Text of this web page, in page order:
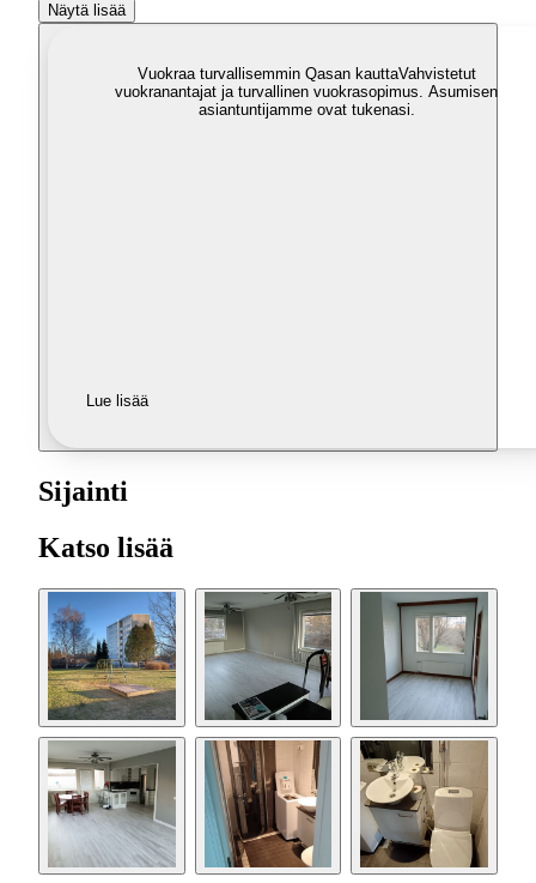
Näytä lisää
Vuokraa turvallisemmin Qasan kauttaVahvistetut
vuokranantajat ja turvallinen vuokrasopimus. Asumisen
asiantuntijamme ovat tukenasi.
Lue lisää
Sijainti
Katso lisää